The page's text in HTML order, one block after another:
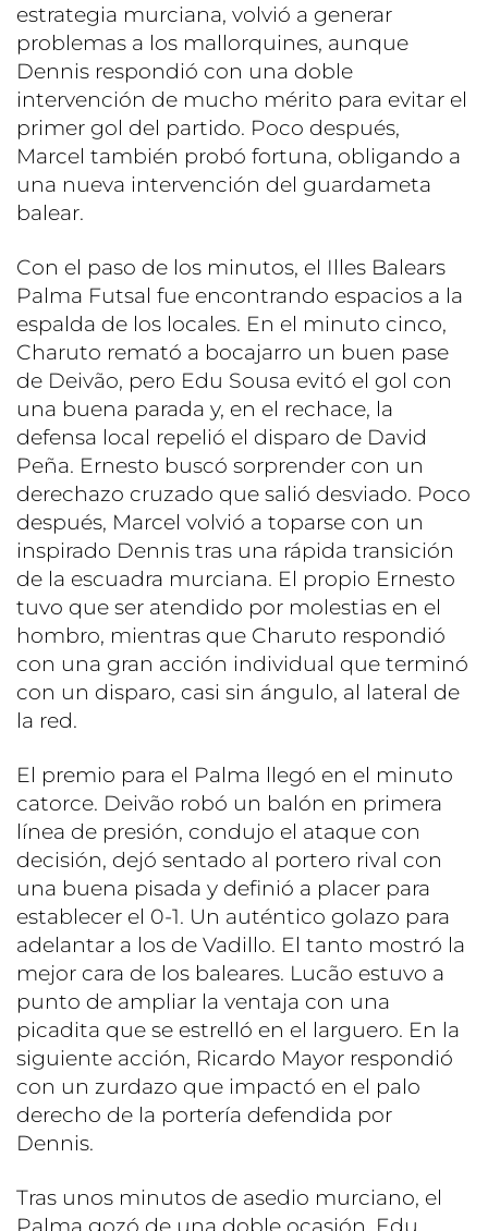
estrategia murciana, volvió a generar
problemas a los mallorquines, aunque
Dennis respondió con una doble
intervención de mucho mérito para evitar el
primer gol del partido. Poco después,
Marcel también probó fortuna, obligando a
una nueva intervención del guardameta
balear.
Con el paso de los minutos, el Illes Balears
Palma Futsal fue encontrando espacios a la
espalda de los locales. En el minuto cinco,
Charuto remató a bocajarro un buen pase
de Deivão, pero Edu Sousa evitó el gol con
una buena parada y, en el rechace, la
defensa local repelió el disparo de David
Peña. Ernesto buscó sorprender con un
derechazo cruzado que salió desviado. Poco
después, Marcel volvió a toparse con un
inspirado Dennis tras una rápida transición
de la escuadra murciana. El propio Ernesto
tuvo que ser atendido por molestias en el
hombro, mientras que Charuto respondió
con una gran acción individual que terminó
con un disparo, casi sin ángulo, al lateral de
la red.
El premio para el Palma llegó en el minuto
catorce. Deivão robó un balón en primera
línea de presión, condujo el ataque con
decisión, dejó sentado al portero rival con
una buena pisada y definió a placer para
establecer el 0-1. Un auténtico golazo para
adelantar a los de Vadillo. El tanto mostró la
mejor cara de los baleares. Lucão estuvo a
punto de ampliar la ventaja con una
picadita que se estrelló en el larguero. En la
siguiente acción, Ricardo Mayor respondió
con un zurdazo que impactó en el palo
derecho de la portería defendida por
Dennis.
Tras unos minutos de asedio murciano, el
Palma gozó de una doble ocasión. Edu